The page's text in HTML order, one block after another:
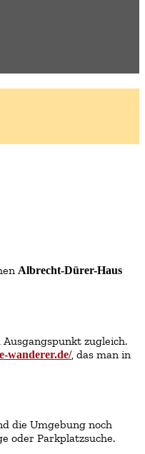
Albrecht-Dürer-Haus
zugleich.
wanderer.de/, das man in
die Umgebung noch
oder Parkplatzsuche.